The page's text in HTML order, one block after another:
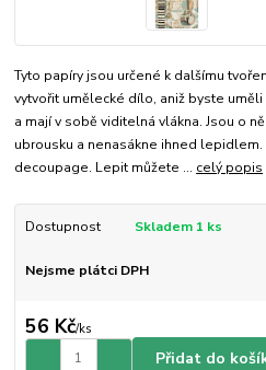
Tyto papíry jsou určené k dalšímu
vytvořit umělecké dílo, aniž byste
a mají v sobě viditelná vlákna. Jsou o
ubrousku a nenasákne ihned
decoupage. Lepit můžete ... celý popis
Dostupnost Skladem 1 ks
Nejsme plátci DPH
56 Kč/ks
Přidat do